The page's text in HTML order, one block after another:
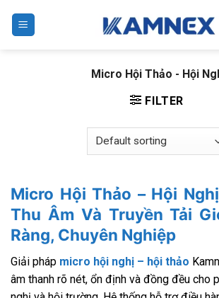
Micro Hội Thảo - Hội
FILTER
Micro Hội Thảo – Hội
Thu Âm Và Truyền Tải
Ràng, Chuyên Nghiệp
Giải pháp micro hội nghị – hội thảo
âm thanh rõ nét, ổn định và đồng đều cho